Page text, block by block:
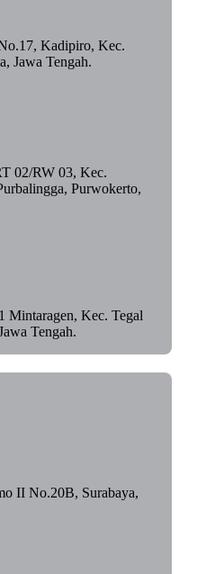
Kadipiro, Kec.
Jawa Tengah.
02/RW 03, Kec.
Purwokerto,
Mintaragen, Kec. Tegal
Tengah.
II No.20B, Surabaya,